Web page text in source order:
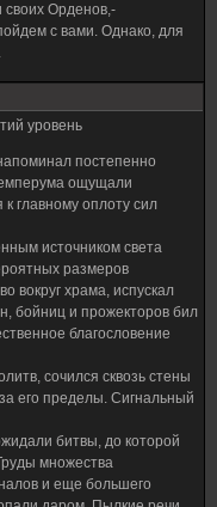
своих Орденов,-
с вами. Однако, для
уровень
постепенно
ощущали
главному оплоту сил
источником света
размеров
вокруг храма, испускал
бойниц и прожекторов бил
благословение
сочился сквозь стены
его пределы. Сигнальный
битвы, до которой
множества
и еще большего